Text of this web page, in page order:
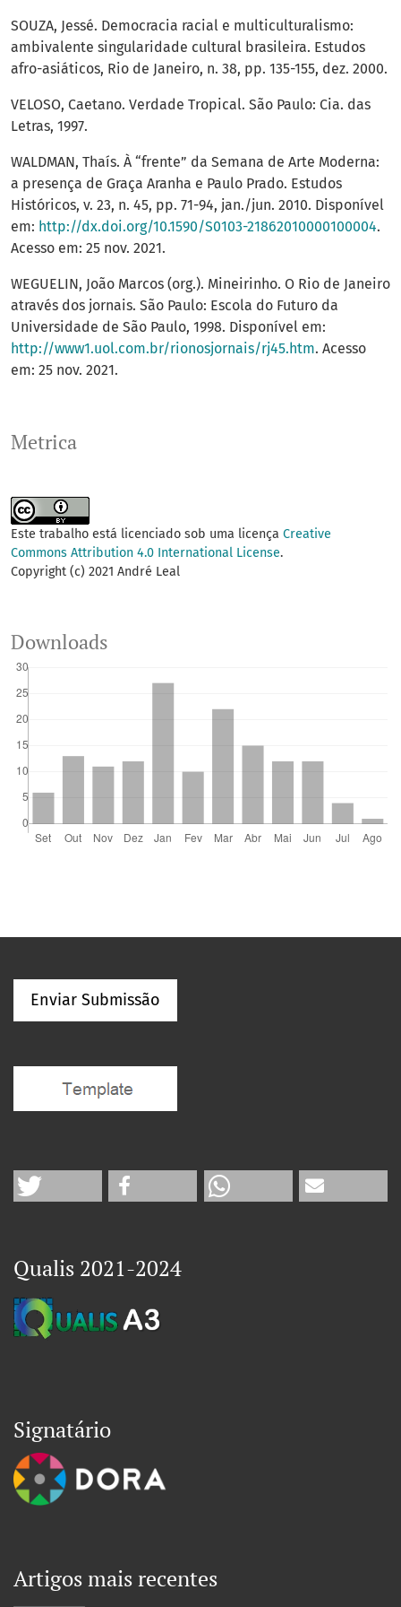
Metrica
SOUZA, Jessé. Democracia racial e multiculturalismo:
ambivalente singularidade cultural brasileira. Estudos
afro-asiáticos, Rio de Janeiro, n. 38, pp. 135-155, dez. 2000.
VELOSO, Caetano. Verdade Tropical. São Paulo: Cia. das
Letras, 1997.
WALDMAN, Thaís. À “frente” da Semana de Arte Moderna:
a presença de Graça Aranha e Paulo Prado. Estudos
Históricos, v. 23, n. 45, pp. 71-94, jan./jun. 2010. Disponível
em: http://dx.doi.org/10.1590/S0103-21862010000100004.
Acesso em: 25 nov. 2021.
WEGUELIN, João Marcos (org.). Mineirinho. O Rio de Janeiro
através dos jornais. São Paulo: Escola do Futuro da
Universidade de São Paulo, 1998. Disponível em:
http://www1.uol.com.br/rionosjornais/rj45.htm. Acesso
em: 25 nov. 2021.
Este trabalho está licenciado sob uma licença Creative
Commons Attribution 4.0 International License.
Copyright (c) 2021 André Leal
Downloads
Enviar Submissão
Qualis 2021-2024
Signatário
Artigos mais recentes